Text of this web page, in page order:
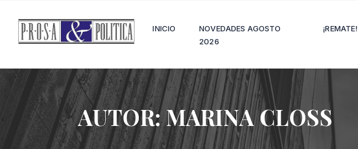
INICIO
NOVEDADES AGOSTO
2026
¡REMATE!
AUTOR:MARINA CLOSS